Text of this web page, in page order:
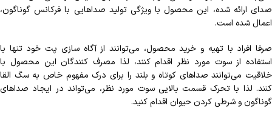
صدای ارائه شده، این محصول با ویژگی تولید صداهایی با فرکانس گوناگون،
اعمال شده است.
صرفا افراد با تهیه و خرید محصول، می‌توانند از آگاه سازی پت خود تنها با
استفاده از سوت مورد نظر اقدام کنند، لذا مصرف کنندگان این محصول با
خلاقیت می‌توانند صداهای کوتاه و بلند را برای درک مفهوم خاص به سگ القا
کنند. لذا با تحرک قسمت بالایی سوت مورد نظر، می‌تواند در ایجاد صداهای
گوناگون و شرطی کردن حیوان اقدام کنید.